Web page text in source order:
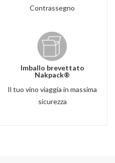
Contrassegno
Imballo brevettato
Nakpack®
Il tuo vino viaggia in massima
sicurezza